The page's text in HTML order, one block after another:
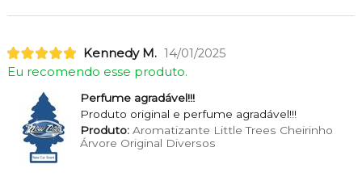
Kennedy M. 14/01/2025
Eu recomendo esse produto.
Perfume agradável!!!
Produto original e perfume agradável!!!
Produto:Aromatizante Little Trees Cheirinho
Árvore Original Diversos